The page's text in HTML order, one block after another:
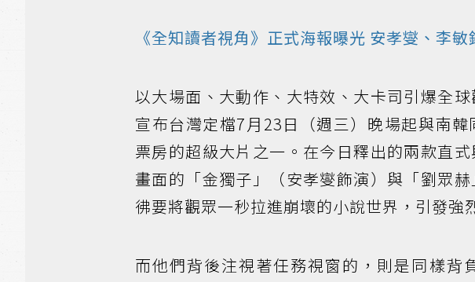
《全知讀者視角》正式海報曝光 安孝燮、李
以大場面、大動作、大特效、大卡司引爆全
宣布台灣定檔7月23日（週三）晚場起與南
票房的超級大片之一。在今日釋出的兩款直
畫面的「金獨子」（安孝燮飾演）與「劉眾
彿要將觀眾一秒拉進崩壞的小說世界，引發強
而他們背後注視著任務視窗的，則是同樣背